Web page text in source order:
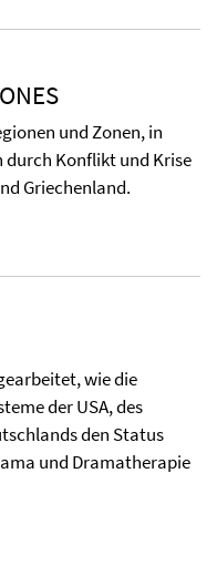
und Zonen, in
Konflikt und Krise
Griechenland.
wie die
der USA, des
den Status
und Dramatherapie